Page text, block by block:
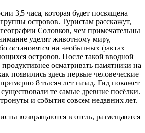
3,5 часа, которая будет посвящена
островов. Туристам расскажут,
Соловков, чем примечательны
уделят животному миру,
остановятся на необычных фактах
островов. После такой вводной
осматривать памятники на
появились здесь первые человеческие
8 тысяч лет назад. Гид покажет
те самые древние посёлки.
и события совсем недавних лет.
возвращаются в отель, размещаются